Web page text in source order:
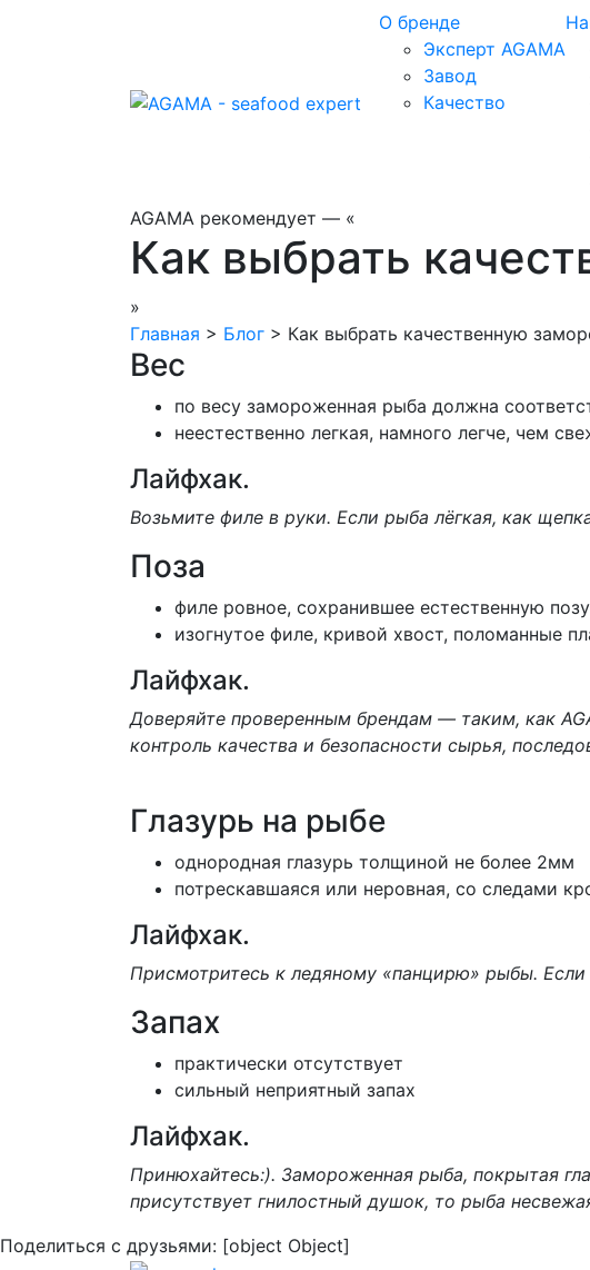
О бренде
Эксперт AGAMA
Завод
Качество
AGAMA рекомендует — «
Как выбрать
»
Главная > Блог > Как выбрать качественную
Вес
по весу замороженная рыба должна
неестественно легкая, намного легче, чем
Лайфхак.
Возьмите филе в руки. Если рыба лёгкая, как
Поза
филе ровное, сохранившее естественную позу
изогнутое филе, кривой хвост, поломанные
Лайфхак.
Доверяйте проверенным брендам — таким, как
контроль качества и безопасности сырья,
Глазурь на рыбе
однородная глазурь толщиной не более 2мм
потрескавшаяся или неровная, со следами
Лайфхак.
Присмотритесь к ледяному «панцирю» рыбы.
Запах
практически отсутствует
сильный неприятный запах
Лайфхак.
Принюхайтесь:). Замороженная рыба, покрытая
присутствует гнилостный душок, то рыба
Поделиться с друзьями: [object Object]